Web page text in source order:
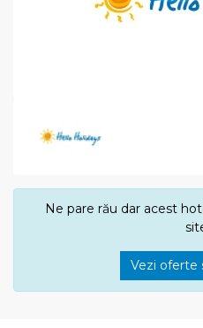
Ne pare rău dar acest
Vezi oferte